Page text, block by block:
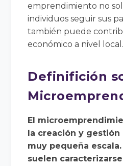
emprendimiento no
individuos seguir sus
también puede
económico a nivel local.
Definifición
El
la creación y
muy pequeña
suelen